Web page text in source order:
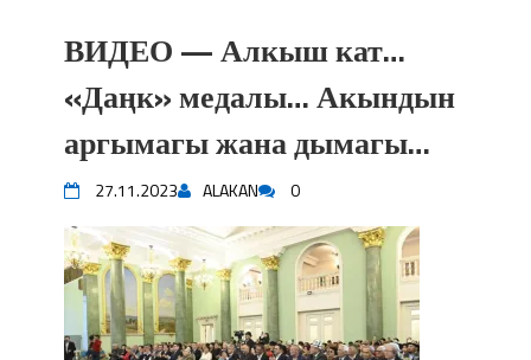
ВИДЕО — Алкыш кат…
«Даңк» медалы… Акындын
аргымагы жана дымагы…
27.11.2023 ALAKAN 0